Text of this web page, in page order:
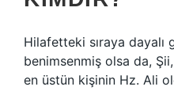
Hilafetteki sıraya dayalı
benimsenmiş olsa da,
en üstün kişinin Hz. Ali